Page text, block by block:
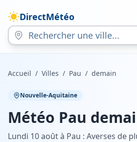
DirectMétéo
Accueil / Villes / Pau / demain
Nouvelle-Aquitaine
Météo Pau
Lundi 10 août à Pau : Averses de